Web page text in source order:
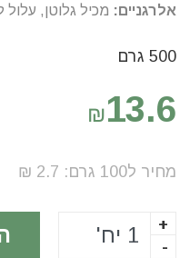
אלרגניים: מכיל גלוטן, עלול
500 גרם
₪13.6
מחיר ל100 גרם:
2.7
₪
+
-